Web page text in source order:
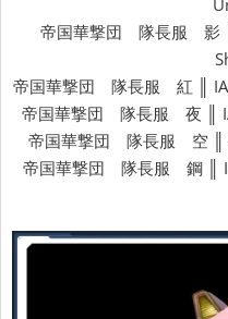
帝国華撃団 隊長服 影
帝国華撃団 隊長服 紅 ║
帝国華撃団 隊長服 夜 ║
帝国華撃団 隊長服 空 ║
帝国華撃団 隊長服 鋼 ║